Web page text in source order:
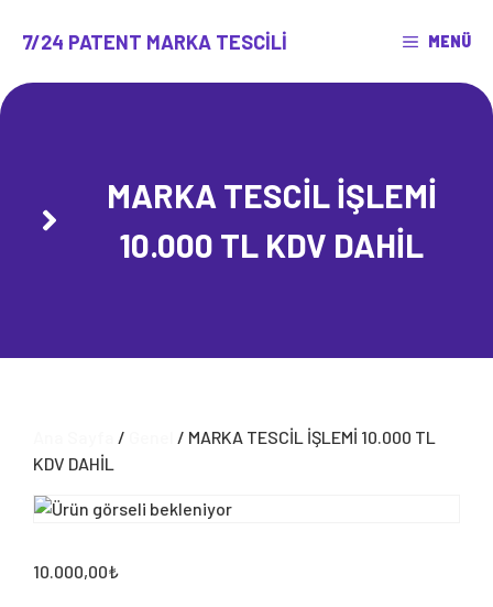
atla7/24 PATENT MARKA TESCILI MENÜ
MARKA TESCİL İŞLEMİ
10.000 TL KDV DAHİL
/
/ MARKA TESCİL İŞLEMİ 10.000 TL
KDV DAHİL
10.000,00₺